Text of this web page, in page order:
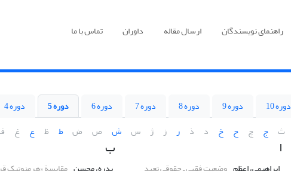
راهنمای نویسندگان ارسال مقاله داوران تماس با ما
دوره 10 دوره 9 دوره 8 دوره 7 دوره 6 دوره 5 دوره 4
ث ج چ ح خ د ذ ر ز ژ س ش ص ض ط ظ ع غ
ا ب